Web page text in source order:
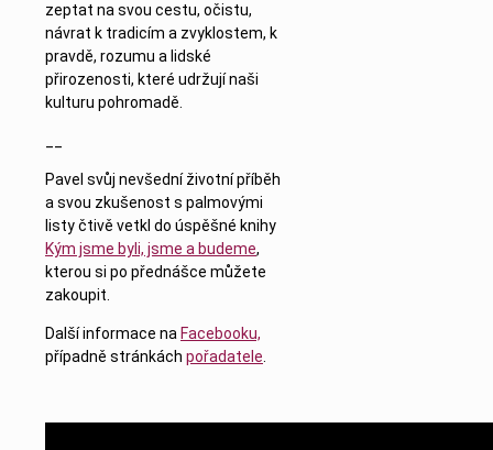
zeptat na svou cestu, očistu,
návrat k tradicím a zvyklostem, k
pravdě, rozumu a lidské
přirozenosti, které udržují naši
kulturu pohromadě.
Pavel svůj nevšední životní příběh
a svou zkušenost s palmovými
listy čtivě vetkl do úspěšné knihy
Kým jsme byli, jsme a budeme,
kterou si po přednášce můžete
zakoupit.
Další informace na Facebooku,
případně stránkách pořadatele.